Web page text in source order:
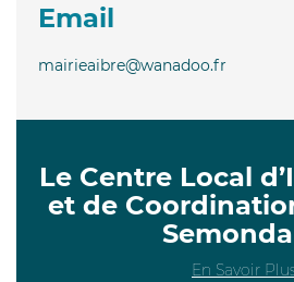
Email
mairieaibre@wanadoo.fr
Le Centre Local
et de
En Savoir